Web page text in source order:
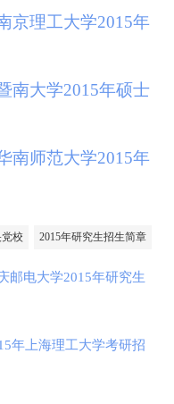
京理工大学2015年
南大学2015年硕士
南师范大学2015年
校 2015年研究生招生简章
邮电大学2015年研究生
年上海理工大学考研招